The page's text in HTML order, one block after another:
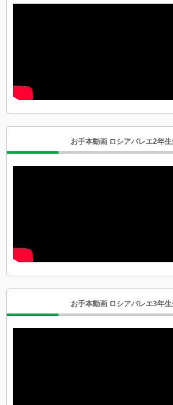
お手本動画 ロシアバレエ2年
お手本動画 ロシアバレエ3年